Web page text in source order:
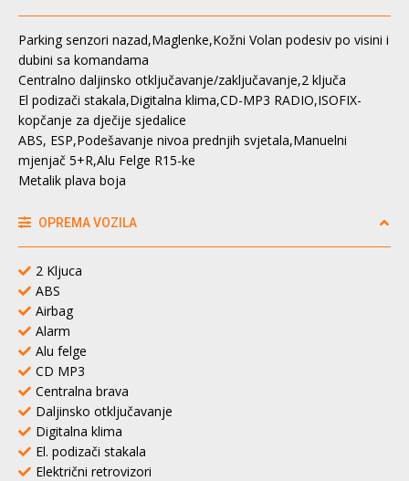
Parking senzori nazad,Maglenke,Kožni Volan podesiv po visini i
dubini sa komandama
Centralno daljinsko otključavanje/zaključavanje,2 ključa
El podizači stakala,Digitalna klima,CD-MP3 RADIO,ISOFIX-
kopčanje za dječije sjedalice
ABS, ESP,Podešavanje nivoa prednjih svjetala,Manuelni
mjenjač 5+R,Alu Felge R15-ke
Metalik plava boja
OPREMA VOZILA
2 Kljuca
ABS
Airbag
Alarm
Alu felge
CD MP3
Centralna brava
Daljinsko otključavanje
Digitalna klima
El. podizači stakala
Električni retrovizori